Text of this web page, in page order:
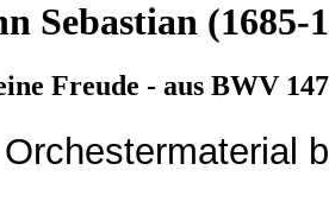
Sebastian (1685-
Freude - aus BWV